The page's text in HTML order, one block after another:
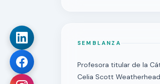
SEMBLANZA
Profesora titular de la
Celia Scott